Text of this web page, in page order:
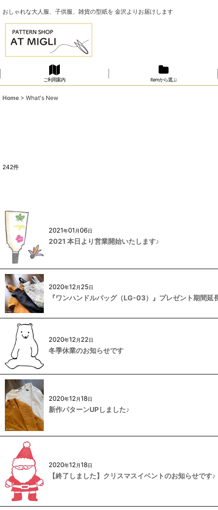
おしゃれな大人服、子供服、雑貨の型紙を 金沢よりお届けします
ご利用案内 Itemから選ぶ
Home > What's New
242件
2021年01 月06日
2021 本日より営業開始いたします♪
2020年12 月 25日
『ワンハンドルバッグ（LG-03）』プレゼント期間延
2020年12 月 22日
冬季休業のお知らせです
2020年12 月18日
新作パターンUPしました♪
2020年12 月18日
【終了しました】クリスマスイベントのお知らせです♪